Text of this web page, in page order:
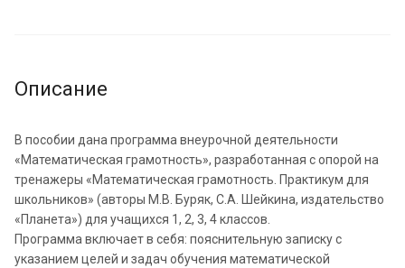
Описание
В пособии дана программа внеурочной деятельности
«Математическая грамотность», разработанная с опорой на
тренажеры «Математическая грамотность. Практикум для
школьников» (авторы М.В. Буряк, С.А. Шейкина, издательство
«Планета») для учащихся 1, 2, 3, 4 классов.
Программа включает в себя: пояснительную записку с
указанием целей и задач обучения математической